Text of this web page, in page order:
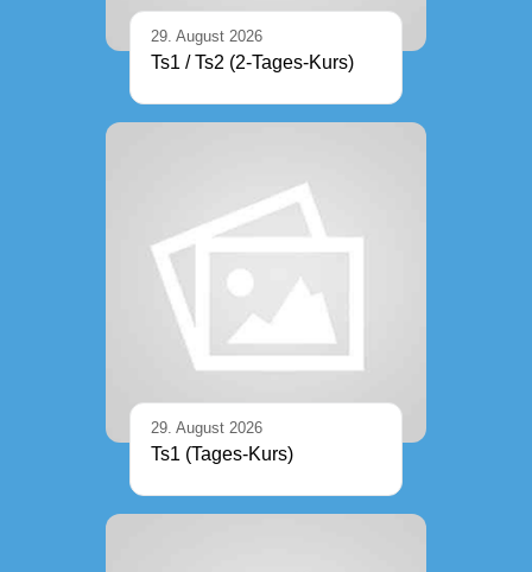
29. August 2026
Ts1 / Ts2 (2-Tages-Kurs)
29. August 2026
Ts1 (Tages-Kurs)